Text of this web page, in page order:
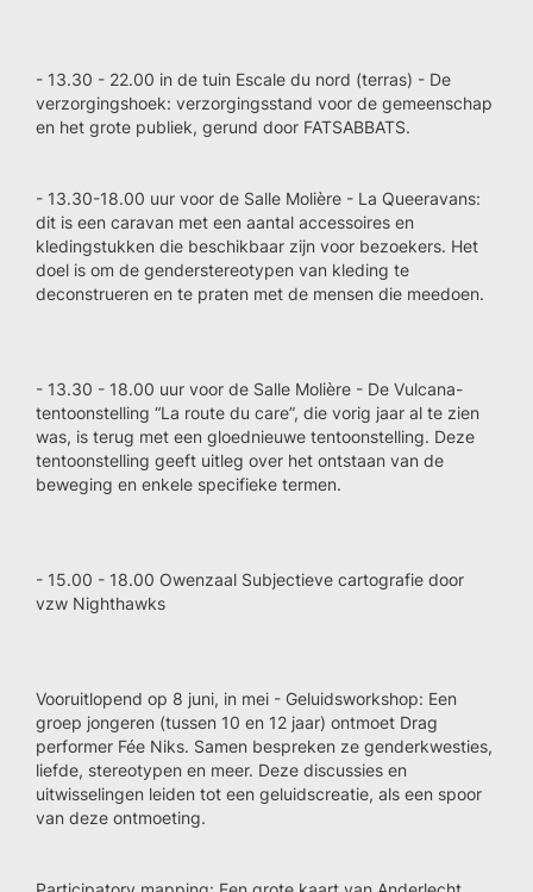
- 13.30 - 22.00 in de tuin Escale du nord (terras) - De
verzorgingshoek: verzorgingsstand voor de gemeenschap
en het grote publiek, gerund door FATSABBATS.
- 13.30-18.00 uur voor de Salle Molière - La Queeravans:
dit is een caravan met een aantal accessoires en
kledingstukken die beschikbaar zijn voor bezoekers. Het
doel is om de genderstereotypen van kleding te
deconstrueren en te praten met de mensen die meedoen.
- 13.30 - 18.00 uur voor de Salle Molière - De Vulcana-
tentoonstelling “La route du care”, die vorig jaar al te zien
was, is terug met een gloednieuwe tentoonstelling. Deze
tentoonstelling geeft uitleg over het ontstaan van de
beweging en enkele specifieke termen.
- 15.00 - 18.00 Owenzaal Subjectieve cartografie door
vzw Nighthawks
Vooruitlopend op 8 juni, in mei - Geluidsworkshop: Een
groep jongeren (tussen 10 en 12 jaar) ontmoet Drag
performer Fée Niks. Samen bespreken ze genderkwesties,
liefde, stereotypen en meer. Deze discussies en
uitwisselingen leiden tot een geluidscreatie, als een spoor
van deze ontmoeting.